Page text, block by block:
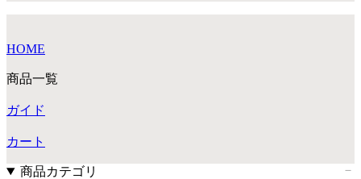
HOME
商品一覧
ガイド
カート
商品カテゴリ